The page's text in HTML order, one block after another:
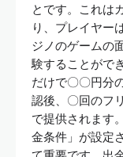
とです。これは
り、プレイヤー
ジノのゲームの
験することがで
だけで〇〇円分
認後、〇回のフ
で提供されます
金条件」が設定